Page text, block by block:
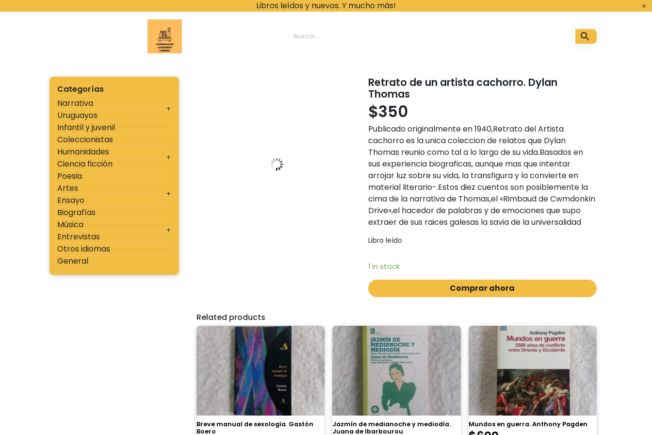
Libros leídos y nuevos. Y mucho más!
Categorías
Narrativa
Uruguayos
Infantil y juvenil
Coleccionistas
Humanidades
Ciencia ficción
Poesia
Artes
Ensayo
Biografías
Música
Entrevistas
Otros idiomas
General
Retrato de un artista cachorro. Dylan
Thomas
$350
Publicado originalmente en 1940,Retrato del Artista
cachorro es la unica coleccion de relatos que Dylan
Thomas reunio como tal a lo largo de su vida.Basados en
sus experiencia biograficas, aunque mas que intentar
arrojar luz sobre su vida, la transfigura y la convierte en
material literario-.Estos diez cuentos son posiblemente la
cima de la narrativa de Thomas,el «Rimbaud de Cwmdonkin
Drive»,el hacedor de palabras y de emociones que supo
extraer de sus raices galesas la savia de la universalidad
Libro leído
1 in stock
Comprar ahora
Related products
Breve manual de sexología. Gastón
Boero
Jazmín de medianoche y mediodía.
Juana de Ibarbourou
Mundos en guerra. Anthony Pagden